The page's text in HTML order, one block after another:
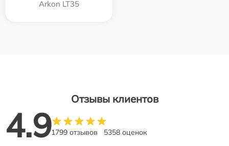
Arkon LT35
Отзывы клиентов
4.91799 отзывов 5358 оценок